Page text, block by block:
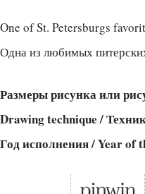
One of St. Petersburgs
Одна из любимых
Размеры рисунка или
Drawing technique /
Год исполнения / Year of